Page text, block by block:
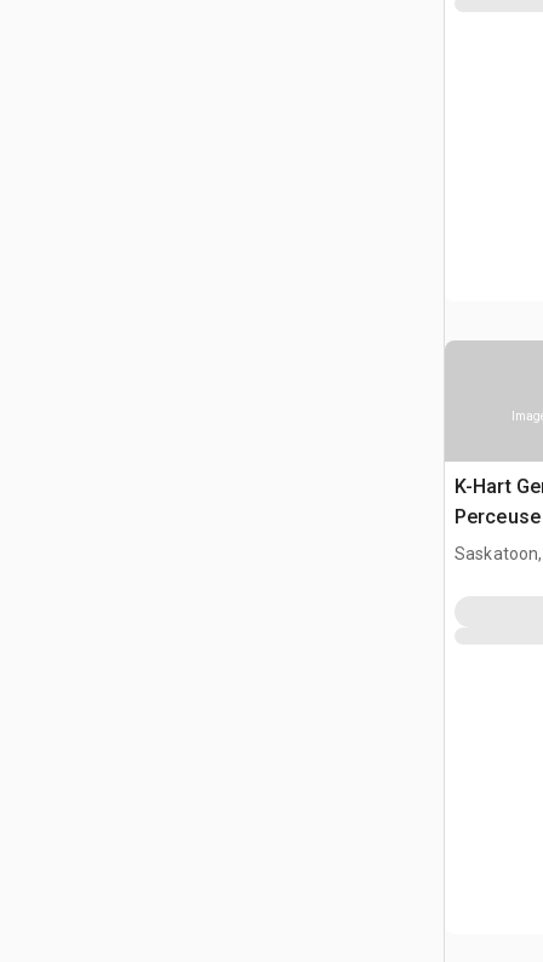
K-Hart
Saskatoon,